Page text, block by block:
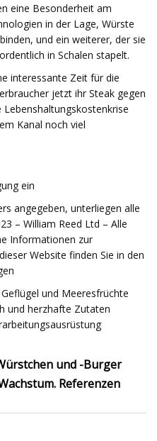
eine Besonderheit am
in der Lage, Würste
und ein weiterer, der sie
in Schalen stapelt.
interessante Zeit für die
jetzt ihr Steak gegen
Kanal noch viel
ein
angegeben, unterliegen alle
– William Reed Ltd – Alle
Informationen zur
Website finden Sie in den
und Meeresfrüchte
und herzhafte Zutaten
und -Burger
Referenzen